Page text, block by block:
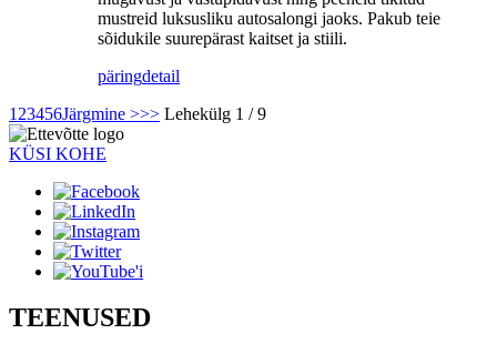
mustreid luksusliku autosalongi jaoks. Pakub teie
sõidukile suurepärast kaitset ja stiili.
päringdetail
1 23456Järgmine >>> Lehekülg 1 / 9
KÜSI KOHE
TEENUSED